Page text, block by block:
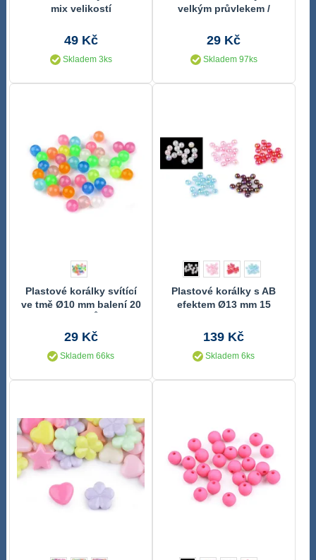
mix velikostí
49 Kč
Skladem 3ks
velkým průvlekem /
kusy
29 Kč
Skladem 97ks
Plastové korálky svítící
ve tmě Ø10 mm balení 20
29 Kč
Skladem 66ks
Plastové korálky s AB
efektem Ø13 mm 15
139 Kč
Skladem 6ks